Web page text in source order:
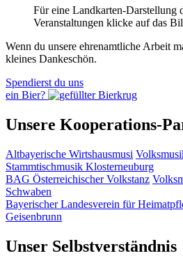
Für eine Landkarten-Darstellung
Veranstaltungen klicke auf das
Wenn du unsere ehrenamtliche Arbeit
kleines Dankeschön.
Spendierst du uns
ein Bier?
Unsere Kooperations-
Altbayerische Wirtshausmusi
Stammtischmusik Klosterneuburg
BAG Österreichischer Volkstanz
Schwaben
Bayerischer Landesverein für
Geisenbrunn
Unser Selbstverständnis